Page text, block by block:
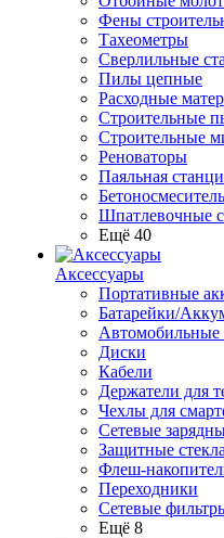
Фены
Тахеометры
Сверлильные
Пилы цепные
Расходные
Строительные
Строительные
Реноваторы
Паяльная
Бетоносмеситель
Шпатлевочные
Ещё 40
Аксессуары
Портативные
Батарейки/
Автомобильные
Диски
Кабели
Держатели для
Чехлы для
Сетевые
Защитные стекла
Флеш-
Переходники
Сетевые
Ещё 8